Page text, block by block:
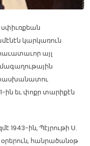
կարկառուն
այլ
ին եւ փոքր տարիքէն
1943-ին, Պէյրութի Ս.
հանրածանօթ